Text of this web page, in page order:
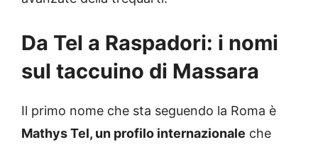
Da Tel a Raspadori: i nomi
sul taccuino di Massara
Il primo nome che sta seguendo la Roma è
Mathys Tel, un profilo internazionale che